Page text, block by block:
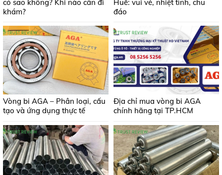
có sao không? Khi nào cần đi
khám?
Huế: vui vẻ, nhiệt tình, chu
đáo
Vòng bi AGA – Phân loại, cấu
tạo và ứng dụng thực tế
Địa chỉ mua vòng bi AGA
chính hãng tại TP.HCM